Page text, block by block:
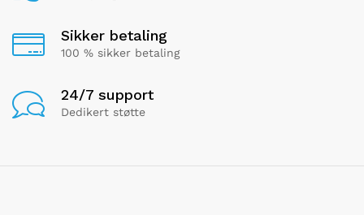
Sikker betaling
100 % sikker betaling
24/7 support
Dedikert støtte